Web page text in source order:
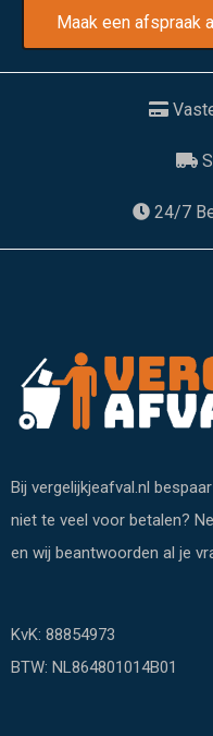
Maak een afspraak
24/7
Bij vergelijkjeafval.nl
niet te veel voor betalen?
en wij beantwoorden al je
KvK: 88854973
BTW: NL864801014B01